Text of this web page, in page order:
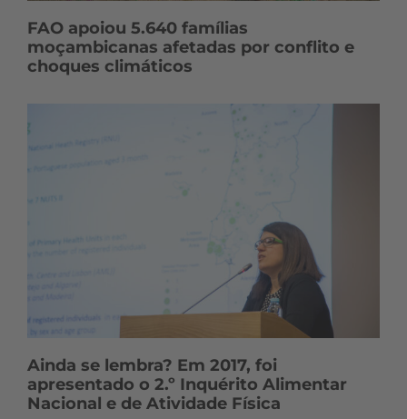
FAO apoiou 5.640 famílias
moçambicanas afetadas por conflito e
choques climáticos
Ainda se lembra? Em 2017, foi
apresentado o 2.º Inquérito Alimentar
Nacional e de Atividade Física